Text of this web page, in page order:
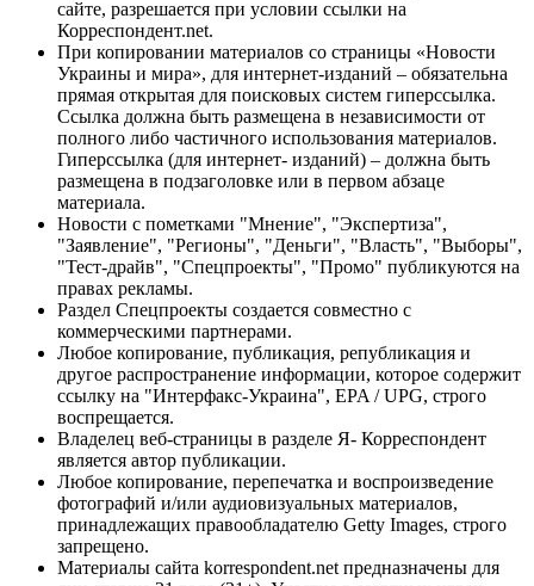
сайте, разрешается при условии ссылки на
Корреспондент.net.
При копировании материалов со страницы «Новости
Украины и мира», для интернет-изданий – обязательна
прямая открытая для поисковых систем гиперссылка.
Ссылка должна быть размещена в независимости от
полного либо частичного использования материалов.
Гиперссылка (для интернет- изданий) – должна быть
размещена в подзаголовке или в первом абзаце
материала.
Новости с пометками "Мнение", "Экспертиза",
"Заявление", "Регионы", "Деньги", "Власть", "Выборы",
"Тест-драйв", "Спецпроекты", "Промо" публикуются на
правах рекламы.
Раздел Спецпроекты создается совместно с
коммерческими партнерами.
Любое копирование, публикация, републикация и
другое распространение информации, которое содержит
ссылку на "Интерфакс-Украина", EPA / UPG, строго
воспрещается.
Владелец веб-страницы в разделе Я- Корреспондент
является автор публикации.
Любое копирование, перепечатка и воспроизведение
фотографий и/или аудиовизуальных материалов,
принадлежащих правообладателю Getty Images, строго
запрещено.
Материалы сайта korrespondent.net предназначены для